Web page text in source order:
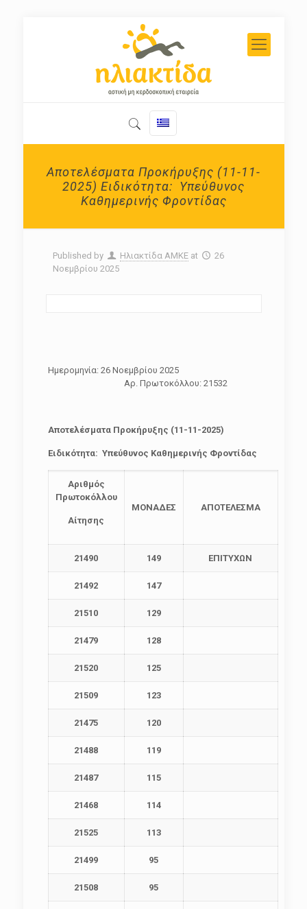
Αποτελέσματα Προκήρυξης (11-11-
2025) Ειδικότητα: Υπεύθυνος
Καθημερινής Φροντίδας
Published by Ηλιακτίδα ΑΜΚΕ at
26
Νοεμβρίου 2025
Ημερομηνία: 26 Νοεμβρίου 2025
Αρ. Πρωτοκόλλου: 21532
Αποτελέσματα Προκήρυξης (11-11-2025)
Ειδικότητα: Υπεύθυνος Καθημερινής Φροντίδας
Αριθμός
Πρωτοκόλλου
Αίτησης
ΜΟΝΑΔΕΣ ΑΠΟΤΕΛΕΣΜΑ
21490 149 ΕΠΙΤΥΧΩΝ
21492 147
21510 129
21479 128
21520 125
21509 123
21475 120
21488 119
21487 115
21468 114
21525 113
21499 95
21508 95